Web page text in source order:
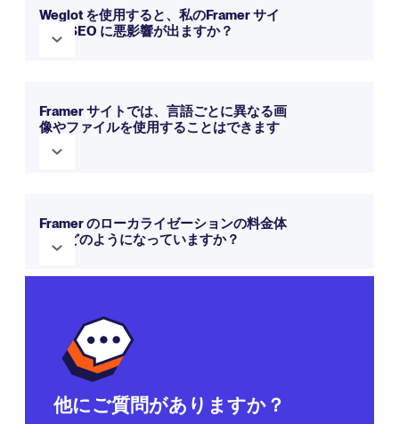
ジンが翻訳版を検出できるようにします。
スラグに対応しています。また、Weglot では、対象となるプ
ランにおいて、翻訳されたURLスラグにも対応しています。
Weglot を使用すると、私のFramer サイ
トの SEO に悪影響が出ますか？
ンジンにインデックス登録されるように設計されています。
専用の言語別URLを生成し、SEOメタデータを翻訳し、各言
語版を関連付けるhreflangタグを追加します。
タグ、およびインデックス登録状況を確認する必要がありま
Framer サイトでは、言語ごとに異なる画
像やファイルを使用することはできます
PDF、動画、その他のメディアを置き換えることができま
す。現在、この作業は手動によるメディア翻訳ワークフロー
Framer のローカライゼーションの料金体
系はどのようになっていますか？
ロケールあたり月額20ドルで、最大20ロケールまで利用可能
です。AI翻訳では、Framer ワークスペースに付属する共有ク
レジットも使用されます。追加するロケールの数と翻訳する
コンテンツの量に基づいて、総費用を比較してください。
他にご質問がありますか？